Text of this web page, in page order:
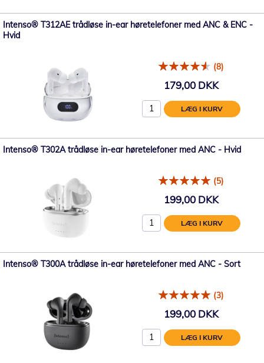
Intenso® T312AE trådløse in-ear høretelefoner med ANC & ENC -
Hvid
(8)
179,00 DKK
LÆG I KURV
Intenso® T302A trådløse in-ear høretelefoner med ANC - Hvid
(5)
199,00 DKK
LÆG I KURV
Intenso® T300A trådløse in-ear høretelefoner med ANC - Sort
(3)
199,00 DKK
LÆG I KURV